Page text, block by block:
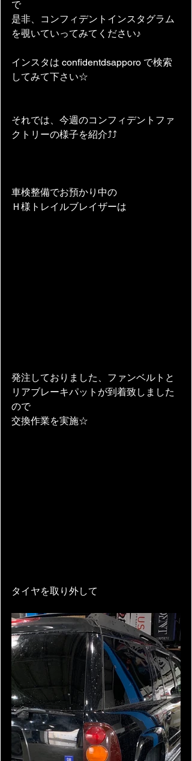
で
是非、コンフィデントインスタグラム
を覗いていってみてください♪
インスタは confidentdsapporo で検索
してみて下さい☆
それでは、今週のコンフィデントファ
クトリーの様子を紹介⤴⤴
車検整備でお預かり中の
Ｈ様トレイルブレイザーは
発注しておりました、ファンベルトと
リアブレーキパットが到着致しました
ので
交換作業を実施☆
タイヤを取り外して